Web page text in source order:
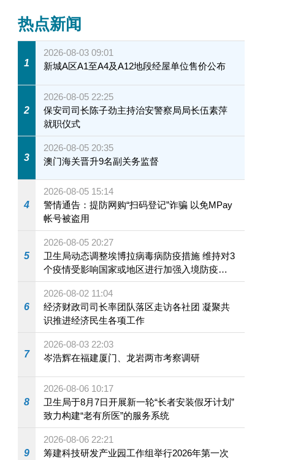
热点新闻
1
2026-08-03 09:01
新城A区A1至A4及A12地段经屋单位售价公布
2
2026-08-05 22:25
保安司司长陈子劲主持治安警察局局长伍素萍
就职仪式
3
2026-08-05 20:35
澳门海关晋升9名副关务监督
4
2026-08-05 15:14
警情通告：提防网购“扫码登记”诈骗 以免MPay
帐号被盗用
5
2026-08-05 20:27
卫生局动态调整埃博拉病毒病防疫措施 维持对3
个疫情受影响国家或地区进行加强入境防疫措
施
6
2026-08-02 11:04
经济财政司司长率团队落区走访各社团 凝聚共
识推进经济民生各项工作
7
2026-08-03 22:03
岑浩辉在福建厦门、龙岩两市考察调研
8
2026-08-06 10:17
卫生局于8月7日开展新一轮“长者安装假牙计划”
致力构建“老有所医”的服务系统
9
2026-08-06 22:21
筹建科技研发产业园工作组举行2026年第一次